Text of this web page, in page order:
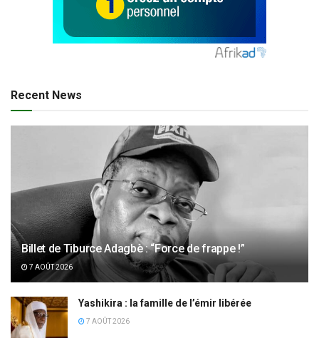
Recent News
Billet de Tiburce Adagbè : “Force de frappe !”
7 AOÛT 2026
Yashikira : la famille de l’émir libérée
7 AOÛT 2026